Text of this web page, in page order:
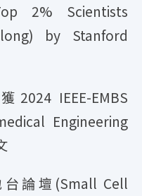
2% Scientists
by Stanford
IEEE-EMBS
Engineering
論壇(Small Cell